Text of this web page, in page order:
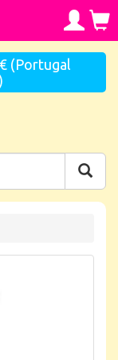
(Portugal